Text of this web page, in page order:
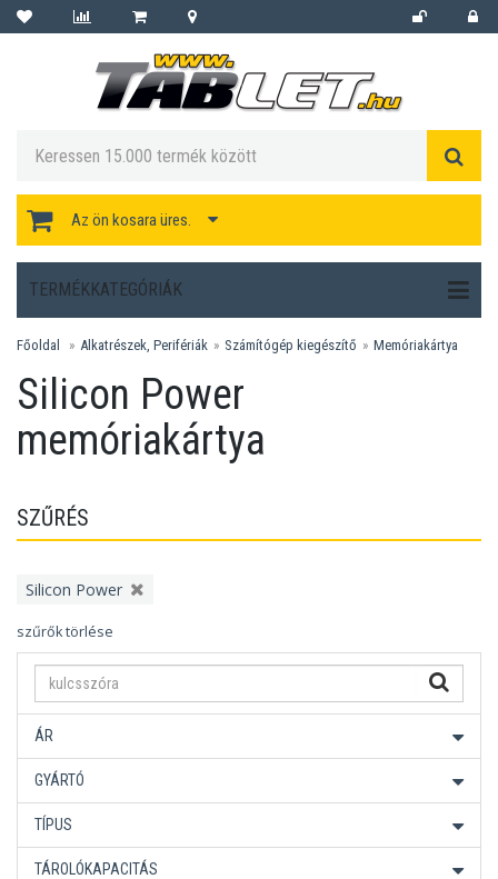
Az ön kosara üres.
TERMÉKKATEGÓRIÁK
Főoldal Alkatrészek, Perifériák Számítógép kiegészítő Memóriakártya
Silicon Power
memóriakártya
SZŰRÉS
Silicon Power
szűrők törlése
ÁR
GYÁRTÓ
TÍPUS
TÁROLÓKAPACITÁS